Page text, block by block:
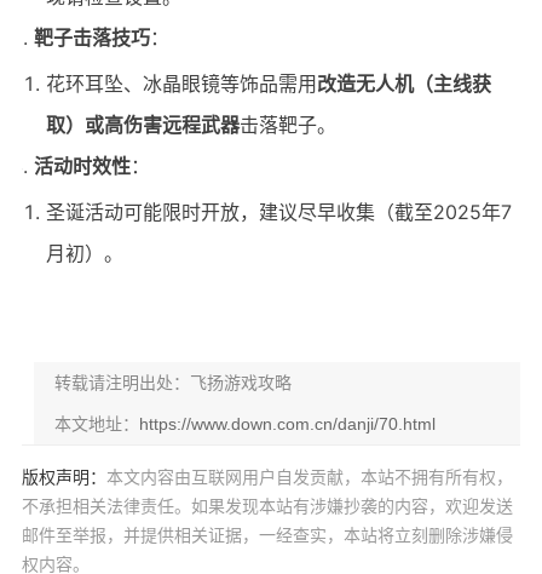
靶子击落技巧：
花环耳坠、冰晶眼镜等饰品需用 改造无人机（主线获
取）或高伤害远程武器击落靶子。
活动时效性：
圣诞活动可能限时开放，建议尽早收集（截至2025年7
月初）。
转载请注明出处：飞扬游戏攻略
本文地址： https://www.down.com.cn/danji/70.html
版权声明： 本文内容由互联网用户自发贡献，本站不拥有所有权，
不承担相关法律责任。如果发现本站有涉嫌抄袭的内容，欢迎发送
邮件至举报，并提供相关证据，一经查实，本站将立刻删除涉嫌侵
权内容。